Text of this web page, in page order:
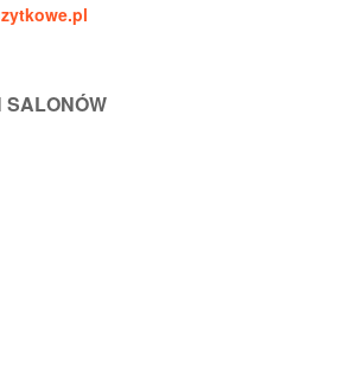
SALONÓW